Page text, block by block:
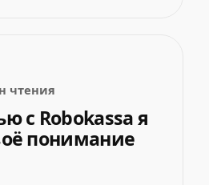
чтения
с Robokassa я
понимание